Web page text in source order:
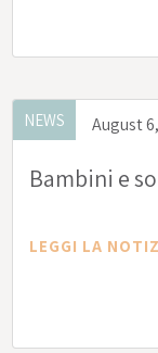
NEWS August
Bambini e
LEGGI LA